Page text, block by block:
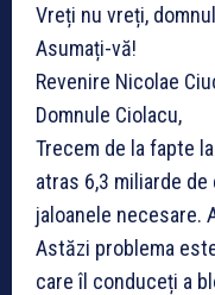
Vreți nu vreți,
Asumați-vă!
Revenire Nicolae
Domnule Ciolacu,
Trecem de la fapte
atras 6,3 miliarde
jaloanele necesare.
Astăzi problema
care îl conduceți a